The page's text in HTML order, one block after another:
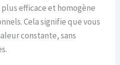
efficace et homogène
Cela signifie que vous
constante, sans